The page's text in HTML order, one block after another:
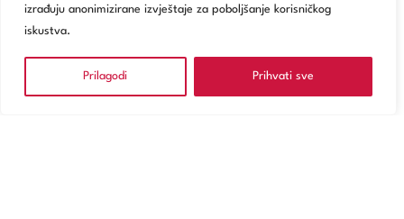
izrađuju anonimizirane izvještaje za poboljšanje korisničkog
iskustva.
Prilagodi Prihvati sve
NARUČITE SE